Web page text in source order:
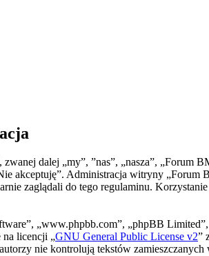
dalej „my”, ”nas”, „nasza”, „Forum
akceptuję”. Administracja witryny
zaglądali do tego regulaminu.
„www.phpbb.com”, „phpBB
licencji „GNU General Public License v2”
nie kontrolują tekstów